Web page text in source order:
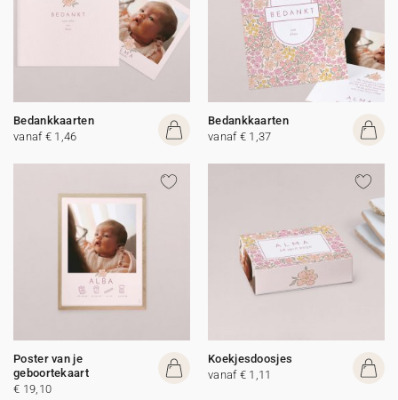
Bedankkaarten
vanaf € 1,46
Bedankkaarten
vanaf € 1,37
Poster van je
geboortekaart
€ 19,10
Koekjesdoosjes
vanaf € 1,11